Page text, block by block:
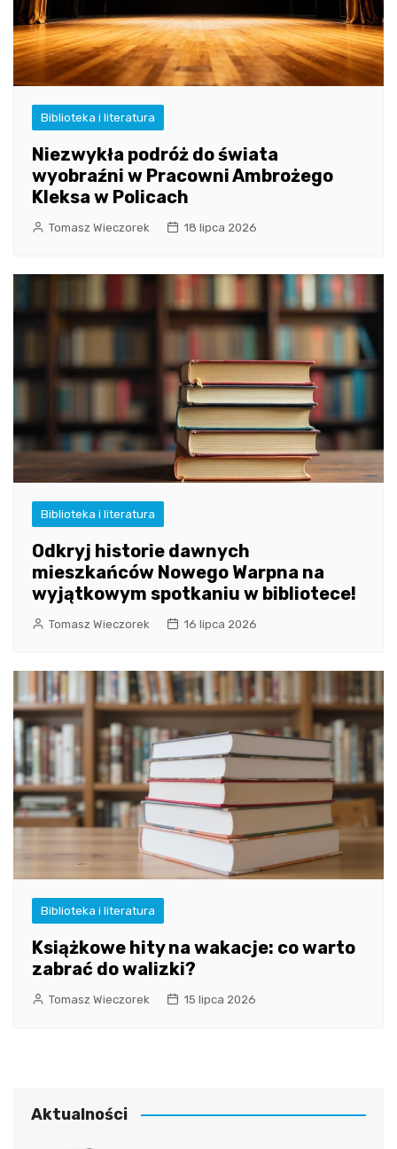
Biblioteka i literatura
Niezwykła podróż do świata
wyobraźni w Pracowni Ambrożego
Kleksa w Policach
Tomasz Wieczorek 18 lipca 2026
Biblioteka i literatura
Odkryj historie dawnych
mieszkańców Nowego Warpna na
wyjątkowym spotkaniu w bibliotece!
Tomasz Wieczorek 16 lipca 2026
Biblioteka i literatura
Książkowe hity na wakacje: co warto
zabrać do walizki?
Tomasz Wieczorek 15 lipca 2026
Aktualności